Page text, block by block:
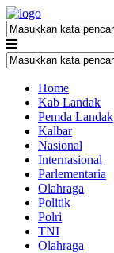
Home
Kab Landak
Pemda Landak
Kalbar
Nasional
Internasional
Parlementaria
Olahraga
Politik
Polri
TNI
Olahraga